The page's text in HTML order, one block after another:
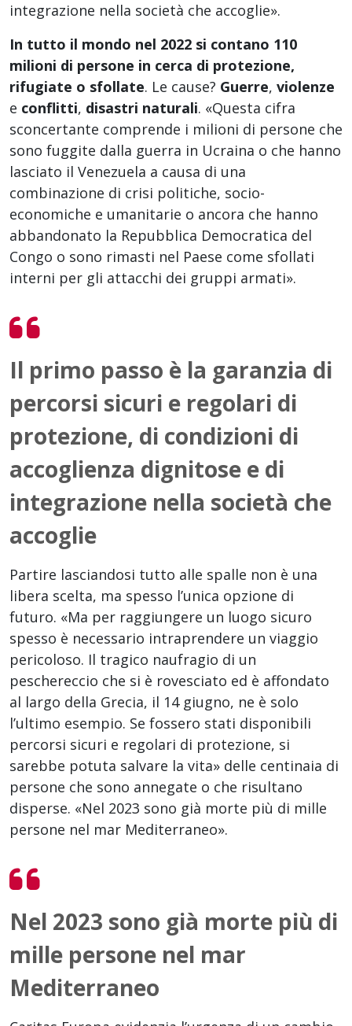
integrazione nella società che accoglie».
In tutto il mondo nel 2022 si contano 110
milioni di persone in cerca di protezione,
rifugiate o sfollate. Le cause? Guerre, violenze
e conflitti, disastri naturali. «Questa cifra
sconcertante comprende i milioni di persone che
sono fuggite dalla guerra in Ucraina o che hanno
lasciato il Venezuela a causa di una
combinazione di crisi politiche, socio-
economiche e umanitarie o ancora che hanno
abbandonato la Repubblica Democratica del
Congo o sono rimasti nel Paese come sfollati
interni per gli attacchi dei gruppi armati».
Il primo passo è la garanzia di
percorsi sicuri e regolari di
protezione, di condizioni di
accoglienza dignitose e di
integrazione nella società che
accoglie
Partire lasciandosi tutto alle spalle non è una
libera scelta, ma spesso l’unica opzione di
futuro. «Ma per raggiungere un luogo sicuro
spesso è necessario intraprendere un viaggio
pericoloso. Il tragico naufragio di un
peschereccio che si è rovesciato ed è affondato
al largo della Grecia, il 14 giugno, ne è solo
l’ultimo esempio. Se fossero stati disponibili
percorsi sicuri e regolari di protezione, si
sarebbe potuta salvare la vita» delle centinaia di
persone che sono annegate o che risultano
disperse. «Nel 2023 sono già morte più di mille
persone nel mar Mediterraneo».
Nel 2023 sono già morte più di
mille persone nel mar
Mediterraneo